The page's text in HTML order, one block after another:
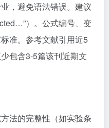
，避免语法错误。建议
）。公式编号、变
准。参考文献引用近5
包含3-5篇该刊近期文
法的完整性（如实验条